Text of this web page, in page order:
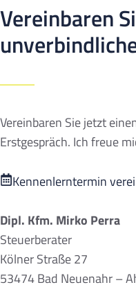
Vereinbaren
Vereinbaren Sie jetzt
Erstgespräch. Ich freue
Kennenlerntermin
Dipl. Kfm. Mirko Perra
Steuerberater
Kölner Straße 27
53474 Bad Neuenahr –